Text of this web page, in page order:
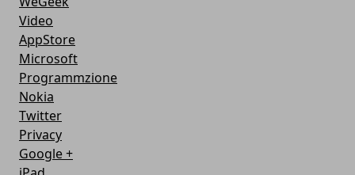
Video
AppStore
Microsoft
Programmzione
Nokia
Twitter
Privacy
Google +